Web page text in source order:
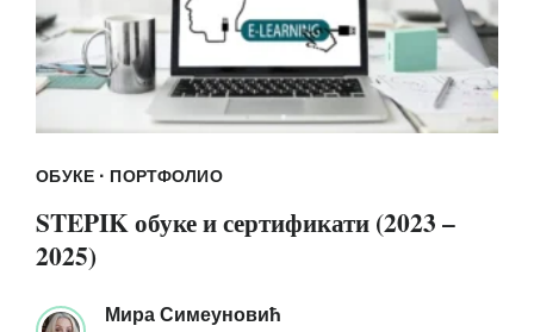
ОБУКЕ · ПОРТФОЛИО
STEPIK обуке и сертификати (2023 –
2025)
Мира Симеуновић